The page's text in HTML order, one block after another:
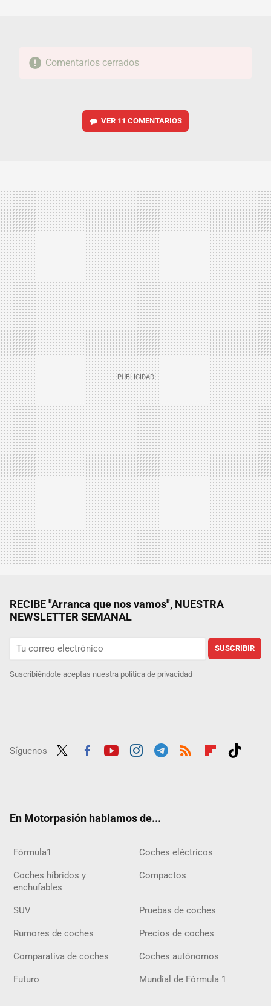
Comentarios cerrados
VER 11 COMENTARIOS
RECIBE "Arranca que nos vamos", NUESTRA
NEWSLETTER SEMANAL
SUSCRIBIR
Suscribiéndote aceptas nuestra política de privacidad
Síguenos
En Motorpasión hablamos de...
Fórmula1 Coches eléctricos
Coches híbridos y
enchufables
Compactos
SUV Pruebas de coches
Rumores de coches Precios de coches
Comparativa de coches Coches autónomos
Futuro Mundial de Fórmula 1